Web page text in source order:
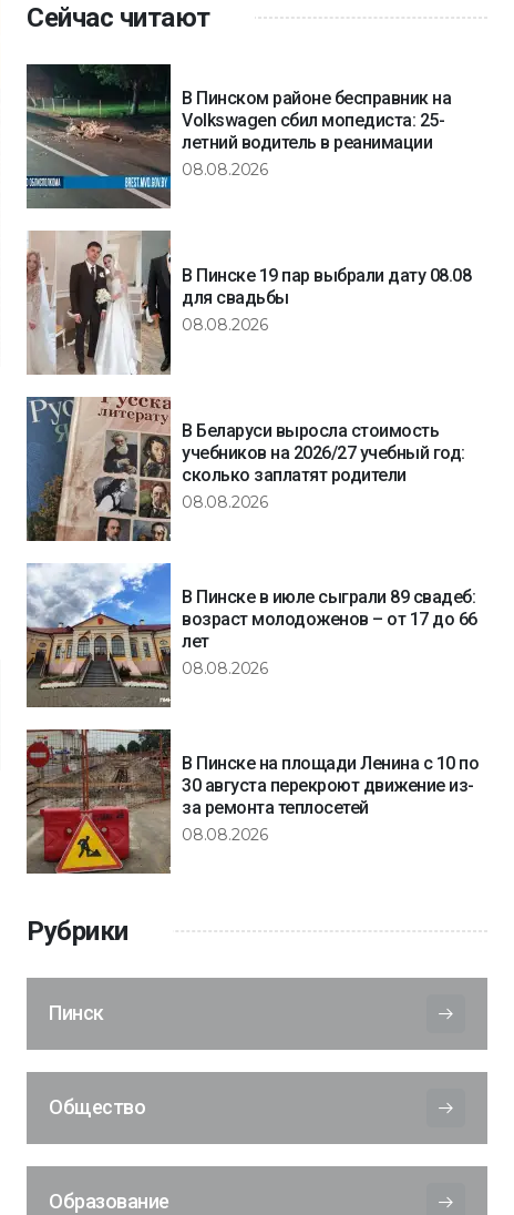
Сейчас читают
В Пинском районе бесправник на
Volkswagen сбил мопедиста: 25-
летний водитель в реанимации
08.08.2026
В Пинске 19 пар выбрали дату 08.08
для свадьбы
08.08.2026
В Беларуси выросла стоимость
учебников на 2026/27 учебный год:
сколько заплатят родители
08.08.2026
В Пинске в июле сыграли 89 свадеб:
возраст молодоженов – от 17 до 66
лет
08.08.2026
В Пинске на площади Ленина с 10 по
30 августа перекроют движение из-
за ремонта теплосетей
08.08.2026
Рубрики
Пинск
Общество
Образование